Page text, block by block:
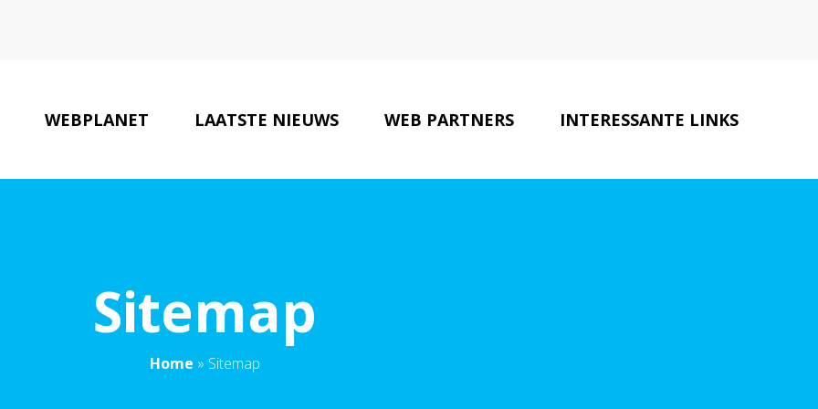
WEBPLANET LAATSTE NIEUWS WEB PARTNERS INTERESSANTE LINKS
Sitemap
Home » Sitemap